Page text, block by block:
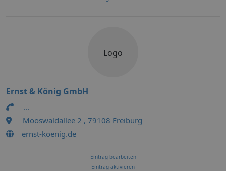
Logo
Ernst & König GmbH
...
Mooswaldallee 2 , 79108 Freiburg
ernst-koenig.de
Eintrag bearbeiten
Eintrag aktivieren